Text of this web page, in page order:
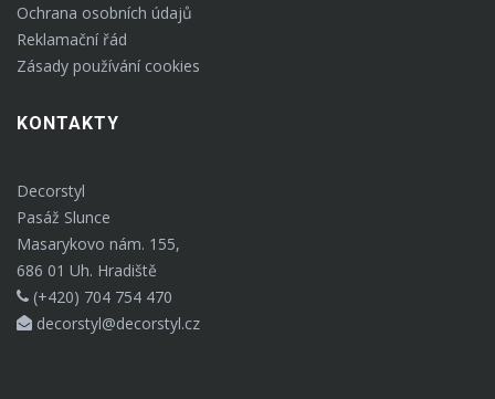
Ochrana osobních údajů
Reklamační řád
Zásady používání cookies
KONTAKTY
Decorstyl
Pasáž Slunce
Masarykovo nám. 155,
686 01 Uh. Hradiště
(+420) 704 754 470
decorstyl@decorstyl.cz